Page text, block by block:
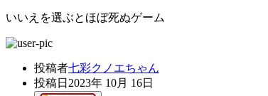
いいえを選ぶとほぼ死ぬゲーム
投稿者七彩クノエちゃん
投稿日 2023年 10月 16日